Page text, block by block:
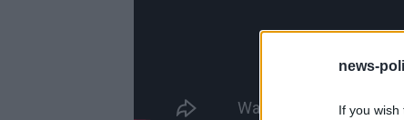
news-
If you